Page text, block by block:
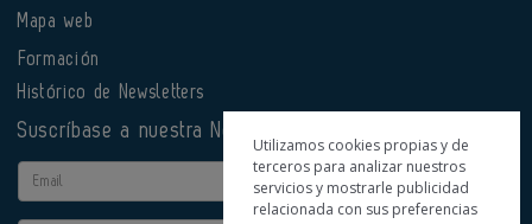
Mapa web
Formación
Histórico de Newsletters
Suscríbase a nuestra Newsletter
Email
Utilizamos cookies propias y de
terceros para analizar nuestros
servicios y mostrarle publicidad
relacionada con sus preferencias